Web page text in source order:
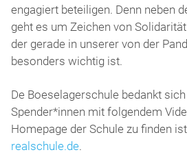
engagiert beteiligen. Denn neben
geht es um Zeichen von
der gerade in unserer von der
besonders wichtig ist.
De Boeselagerschule bedankt
Spender*innen mit folgendem
Homepage der Schule zu finden
realschule.de.